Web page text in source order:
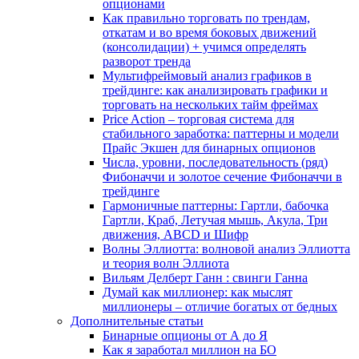
опционами
Как правильно торговать по трендам,
откатам и во время боковых движений
(консолидации) + учимся определять
разворот тренда
Мультифреймовый анализ графиков в
трейдинге: как анализировать графики и
торговать на нескольких тайм фреймах
Price Action – торговая система для
стабильного заработка: паттерны и модели
Прайс Экшен для бинарных опционов
Числа, уровни, последовательность (ряд)
Фибоначчи и золотое сечение Фибоначчи в
трейдинге
Гармоничные паттерны: Гартли, бабочка
Гартли, Краб, Летучая мышь, Акула, Три
движения, ABCD и Шифр
Волны Эллиотта: волновой анализ Эллиотта
и теория волн Эллиота
Вильям Делберт Ганн : свинги Ганна
Думай как миллионер: как мыслят
миллионеры – отличие богатых от бедных
Дополнительные статьи
Бинарные опционы от А до Я
Как я заработал миллион на БО